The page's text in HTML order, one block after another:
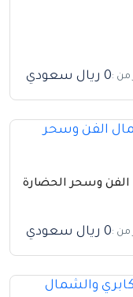
من :0 ريال سعودي
الفن وسحر الحضارة
من :0 ريال سعودي